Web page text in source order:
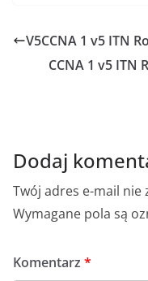
V5CCNA 1 v5 ITN
CCNA 1 v5 ITN
Dodaj
Twój adres e-mail
Wymagane pola są
Komentarz *